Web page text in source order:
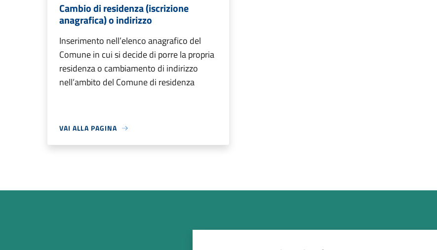
Cambio di residenza (iscrizione
anagrafica) o indirizzo
Inserimento nell’elenco anagrafico del
Comune in cui si decide di porre la propria
residenza o cambiamento di indirizzo
nell’ambito del Comune di residenza
VAI ALLA PAGINA